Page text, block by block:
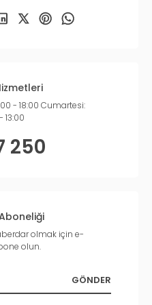
- 18:00 Cumartesi:
13:00
250
olmak için e-
olun.